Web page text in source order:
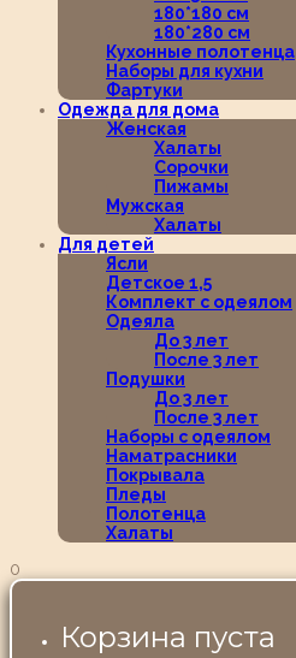
180*180 см
180*280 см
Кухонные полотенца
Наборы для кухни
Фартуки
Одежда для дома
Женская
Халаты
Сорочки
Пижамы
Мужская
Халаты
Для детей
Ясли
Детское 1,5
Комплект с одеялом
Одеяла
До 3 лет
После 3 лет
Подушки
До 3 лет
После 3 лет
Наборы с одеялом
Наматрасники
Покрывала
Пледы
Полотенца
Халаты
0
Корзина пуста